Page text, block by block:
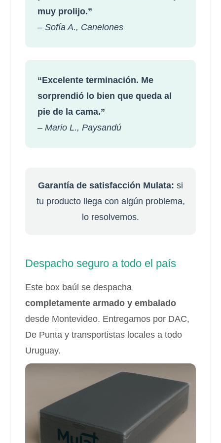
muy prolijo.”
– Sofía A., Canelones
“Excelente terminación. Me
sorprendió lo bien que queda al
pie de la cama.”
– Mario L., Paysandú
Garantía de satisfacción Mulata: si
tu producto llega con algún problema,
lo resolvemos.
Despacho seguro a todo el país
Este box baúl se despacha
completamente armado y embalado
desde Montevideo. Entregamos por DAC,
De Punta y transportistas locales a todo
Uruguay.